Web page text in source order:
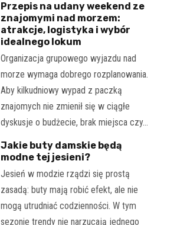
Przepis na udany weekend ze
znajomymi nad morzem:
atrakcje, logistyka i wybór
idealnego lokum
Organizacja grupowego wyjazdu nad
morze wymaga dobrego rozplanowania.
Aby kilkudniowy wypad z paczką
znajomych nie zmienił się w ciągłe
dyskusje o budżecie, brak miejsca czy…
Jakie buty damskie będą
modne tej jesieni?
Jesień w modzie rządzi się prostą
zasadą: buty mają robić efekt, ale nie
mogą utrudniać codzienności. W tym
sezonie trendy nie narzucają jednego